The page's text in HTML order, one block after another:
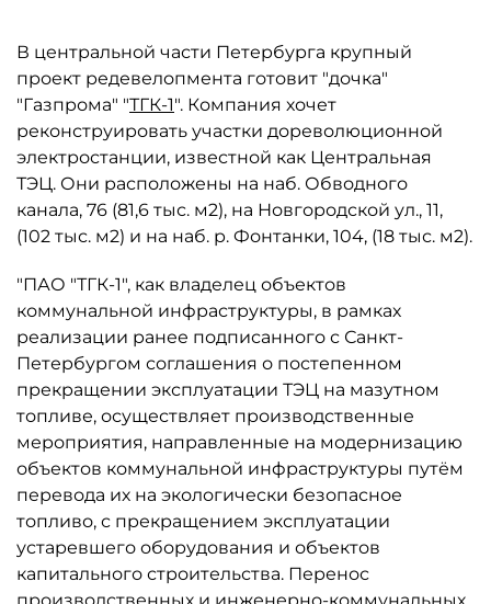
В центральной части Петербурга крупный
проект редевелопмента готовит "дочка"
"Газпрома" "ТГК-1″. Компания хочет
реконструировать участки дореволюционной
электростанции, известной как Центральная
ТЭЦ. Они расположены на наб. Обводного
канала, 76 (81,6 тыс. м2), на Новгородской ул., 11,
(102 тыс. м2) и на наб. р. Фонтанки, 104, (18 тыс. м2).
"ПАО "ТГК-1″, как владелец объектов
коммунальной инфраструктуры, в рамках
реализации ранее подписанного с Санкт-
Петербургом соглашения о постепенном
прекращении эксплуатации ТЭЦ на мазутном
топливе, осуществляет производственные
мероприятия, направленные на модернизацию
объектов коммунальной инфраструктуры путём
перевода их на экологически безопасное
топливо, с прекращением эксплуатации
устаревшего оборудования и объектов
капитального строительства. Перенос